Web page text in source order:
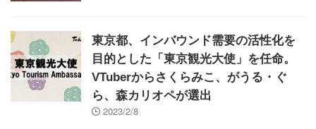
東京都、インバウンド需要の活性化を
目的とした「東京観光大使」を任命。
VTuberからさくらみこ、がうる・ぐ
ら、森カリオペが選出
2023/2/8